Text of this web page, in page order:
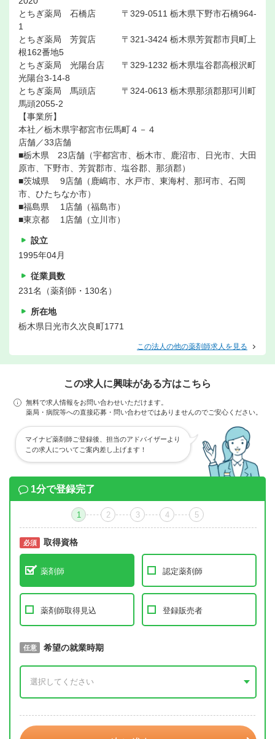
とちぎ薬局 石橋店 〒329-0511 栃木県下野市石橋964-
1
とちぎ薬局 芳賀店 〒321-3424 栃木県芳賀郡市貝町上
根162番地5
とちぎ薬局 光陽台店 〒329-1232 栃木県塩谷郡高根沢町
光陽台3-14-8
とちぎ薬局 馬頭店 〒324-0613 栃木県那須郡那珂川町
馬頭2055-2
【事業所】
本社／栃木県宇都宮市伝馬町４－４
店舗／33店舗
■栃木県 23店舗（宇都宮市、栃木市、鹿沼市、日光市、大田
原市、下野市、芳賀郡市、塩谷郡、那須郡）
■茨城県 9店舗（鹿嶋市、水戸市、東海村、那珂市、石岡
市、ひたちなか市）
■福島県 1店舗（福島市）
■東京都 1店舗（立川市）
設立
1995年04月
従業員数
231名（薬剤師・130名）
所在地
栃木県日光市久次良町1771
この法人の他の薬剤師求人を見る
この求人に興味がある方はこちら
無料で求人情報をお問い合わせいただけます。
薬局・病院等への直接応募・問い合わせではありませんのでご安心ください。
マイナビ薬剤師ご登録後、担当のアドバイザーより
この求人についてご案内差し上げます！
1分で登録完了
1 2 3 4 5
必須 取得資格
薬剤師 認定薬剤師
薬剤師取得見込 登録販売者
必須 取得予定年
任意 希望の就業時期